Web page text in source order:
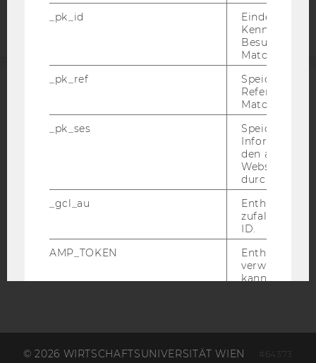
EQUIS
AMBA
© 2026 WIRTSCHAFTSUNIVERSITÄT WIEN #64373
_pk_id
Eindeutige
Besuchers
Matomo.
_pk_ref
Speicherung
Referrers
Matomo.
_pk_ses
Speicherung
den aktuellen
durch
_gcl_au
Enthält eine
ID.
AMP_TOKEN
Enthält ein
verwendet
kann, um
einen Fehler